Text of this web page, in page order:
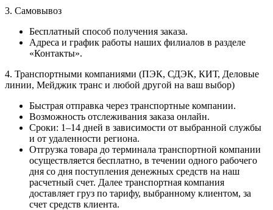
3. Самовывоз
Бесплатный способ получения заказа.
Адреса и график работы наших филиалов в разделе
«Контакты».
4. Транспортными компаниями (ПЭК, СДЭК, КИТ, Деловые
линии, Мейджик транс и любой другой на ваш выбор)
Быстрая отправка через транспортные компании.
Возможность отслеживания заказа онлайн.
Сроки: 1–14 дней в зависимости от выбранной службы
и от удаленности региона.
Отгрузка товара до терминала транспортной компании
осуществляется бесплатно, в течении одного рабочего
дня со дня поступления денежных средств на наш
расчетный счет. Далее транспортная компания
доставляет груз по тарифу, выбранному клиентом, за
счет средств клиента.